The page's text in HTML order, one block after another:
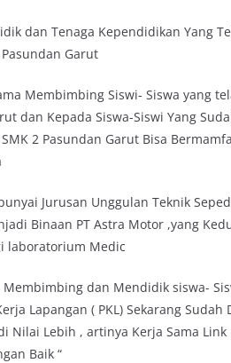
dan Tenaga Kependidikan Yang
Garut
Membimbing Siswi- Siswa yang
dan Kepada Siswa-Siswi Yang
2 Pasundan Garut Bisa
Jurusan Unggulan Teknik
Binaan PT Astra Motor ,yang
laboratorium Medic
Membimbing dan Mendidik siswa-
Lapangan ( PKL) Sekarang Sudah
Nilai Lebih , artinya Kerja Sama Link
Baik “